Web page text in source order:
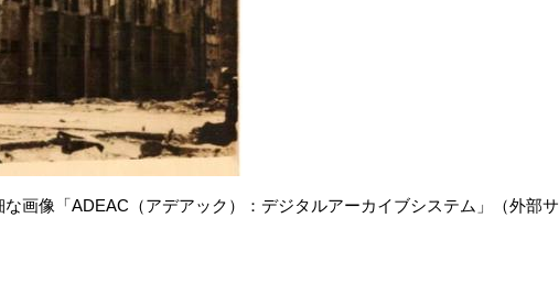
画像「ADEAC（アデアック）：デジタルアーカイブシステム」（外部サ